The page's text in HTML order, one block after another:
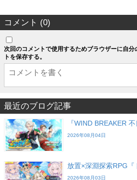
コメント (0)
次回のコメントで使用するためブラウザーに自
トを保存する。
最近のブログ記事
『WIND BREAKER
2026年08月04日
放置×深淵探索RPG『
2026年08月03日